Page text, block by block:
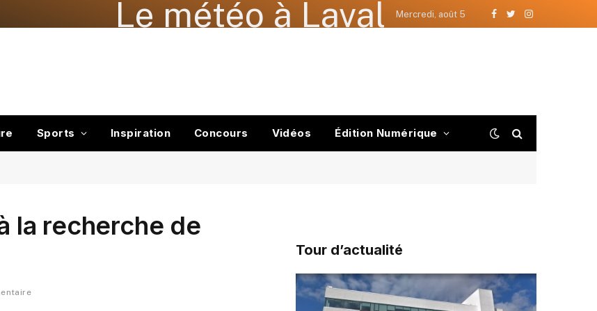
Le météo à Laval Mercredi, août 5
Facebook
TwitterInstagram
Sports Inspiration Concours Vidéos Édition Numérique
la recherche de
Tour d’actualité